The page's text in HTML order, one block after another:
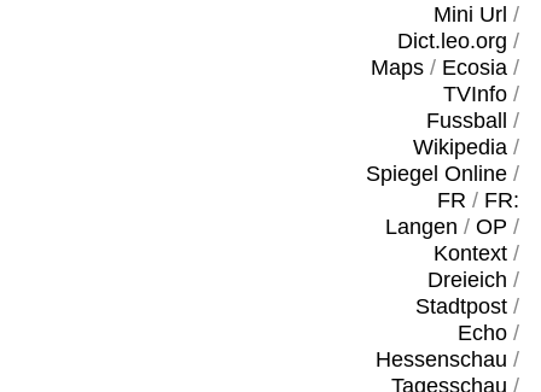
Mini Url /
Dict.leo.org /
Maps/ Ecosia/
TVInfo/
Fussball
/
Wikipedia/
Spiegel Online/
FR / FR:
Langen / OP /
Kontext/
Dreieich /
Stadtpost/
Echo/
Hessenschau /
Tagesschau /